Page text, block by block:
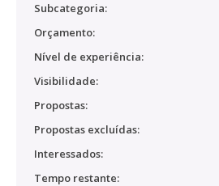
Subcategoria:
Orçamento:
Nível de experiência:
Visibilidade:
Propostas:
Propostas excluídas:
Interessados:
Tempo restante: